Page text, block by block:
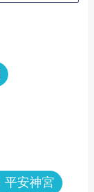
平安神宮